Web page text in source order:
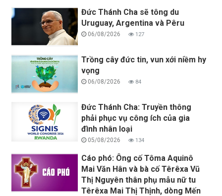
Đức Thánh Cha sẽ tông du
Uruguay, Argentina và Pêru
06/08/2026 127
Trồng cây đức tin, vun xới niềm hy
vọng
06/08/2026 84
Đức Thánh Cha: Truyền thông
phải phục vụ công ích của gia
đình nhân loại
05/08/2026 134
Cáo phó: Ông cố Tôma Aquinô
Mai Văn Hân và bà cố Têrêxa Vũ
Thị Nguyên thân phụ mẫu nữ tu
Têrêxa Mai Thị Thịnh, dòng Mến